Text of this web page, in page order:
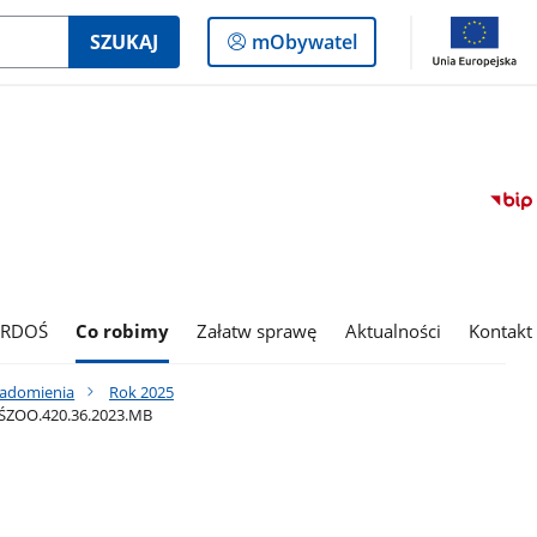
SZUKAJ
Logowanie
do
mObywatel
Co robimy Załatw sprawę Aktualności Kontakt
Rok 2025